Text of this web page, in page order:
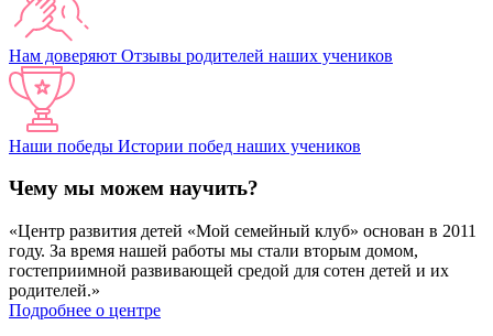
Нам доверяют Отзывы родителей наших учеников
Наши победы Истории побед наших учеников
Чему мы можем научить?
«Центр развития детей «Мой семейный клуб» основан в 2011
году. За время нашей работы мы стали вторым домом,
гостеприимной развивающей средой для сотен детей и их
родителей.»
Подробнее о центре